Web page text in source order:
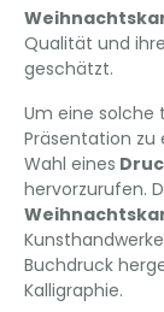
Qualität und
geschätzt.
Um eine solche
Präsentation zu
Wahl eines
hervorzurufen.
Buchdruck
Kalligraphie.